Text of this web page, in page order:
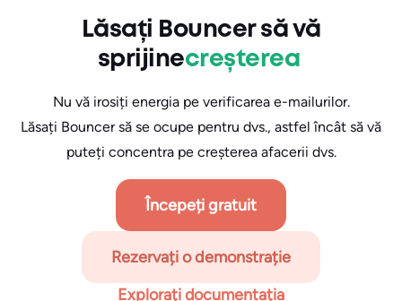
Lăsați Bouncer să vă
sprijinecreșterea
Nu vă irosiți energia pe verificarea e-mailurilor.
Lăsați Bouncer să se ocupe pentru dvs., astfel încât să vă
puteți concentra pe creșterea afacerii dvs.
Începeți gratuit
Rezervați o demonstrație
Explorați documentația